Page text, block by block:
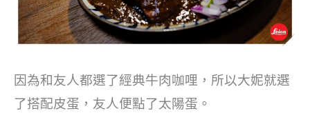
因為和友人都選了經典牛肉咖哩，所以大妮就選
了搭配皮蛋，友人便點了太陽蛋。